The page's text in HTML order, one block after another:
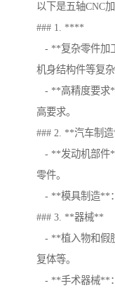
以下是五轴CNC
### 1. ****
- **复杂零件加
机身结构件等复杂
- **高精度要求
高要求。
### 2. **汽车制
- **发动机部件
零件。
- **模具制造**
### 3. **器械**
- **植入物和假
复体等。
- **手术器械**